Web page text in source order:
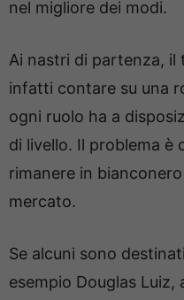
nel migliore dei modi.
Ai nastri di partenza, il
infatti contare su una
ogni ruolo ha a
di livello. Il problema
rimanere in
mercato.
Se alcuni sono
esempio Douglas